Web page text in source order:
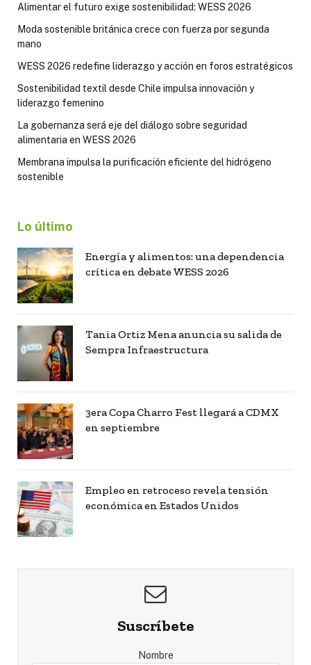
Alimentar el futuro exige sostenibilidad: WESS 2026
Moda sostenible británica crece con fuerza por segunda
mano
WESS 2026 redefine liderazgo y acción en foros estratégicos
Sostenibilidad textil desde Chile impulsa innovación y
liderazgo femenino
La gobernanza será eje del diálogo sobre seguridad
alimentaria en WESS 2026
Membrana impulsa la purificación eficiente del hidrógeno
sostenible
Lo último
Energía y alimentos: una dependencia
crítica en debate WESS 2026
Tania Ortiz Mena anuncia su salida de
Sempra Infraestructura
3era Copa Charro Fest llegará a CDMX
en septiembre
Empleo en retroceso revela tensión
económica en Estados Unidos
Suscríbete
Nombre